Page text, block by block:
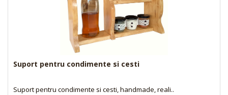
Suport pentru condimente si cesti
Suport pentru condimente si cesti, handmade, reali..